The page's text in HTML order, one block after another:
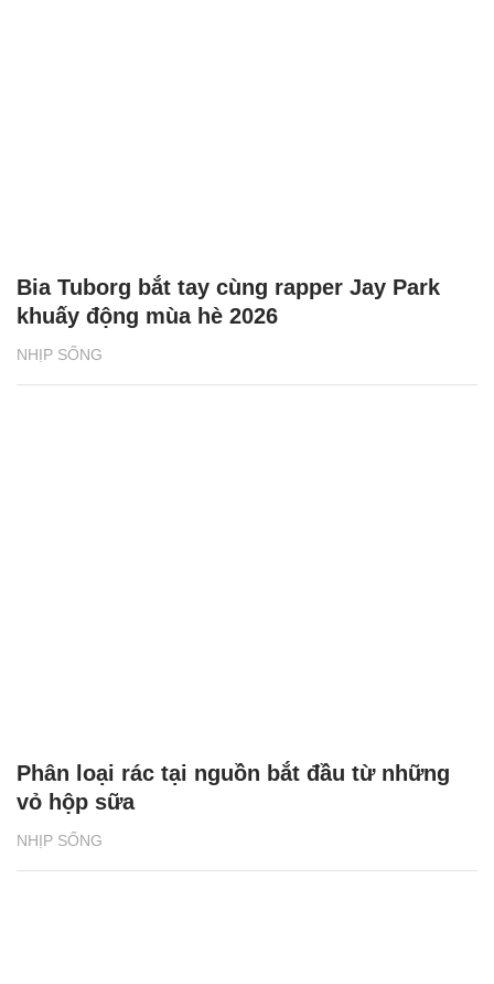
NHỊP SỐNG
Bia Tuborg bắt tay cùng rapper Jay Park
khuấy động mùa hè 2026
NHỊP SỐNG
Phân loại rác tại nguồn bắt đầu từ những
vỏ hộp sữa